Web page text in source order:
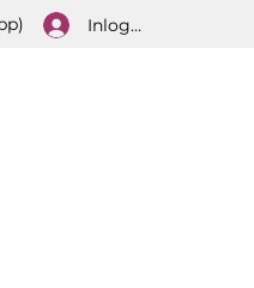
Inloggen